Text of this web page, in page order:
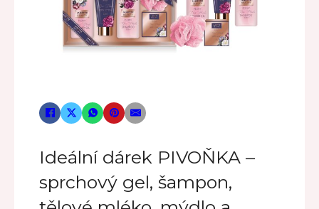
Ideální dárek PIVOŇKA –
sprchový gel, šampon,